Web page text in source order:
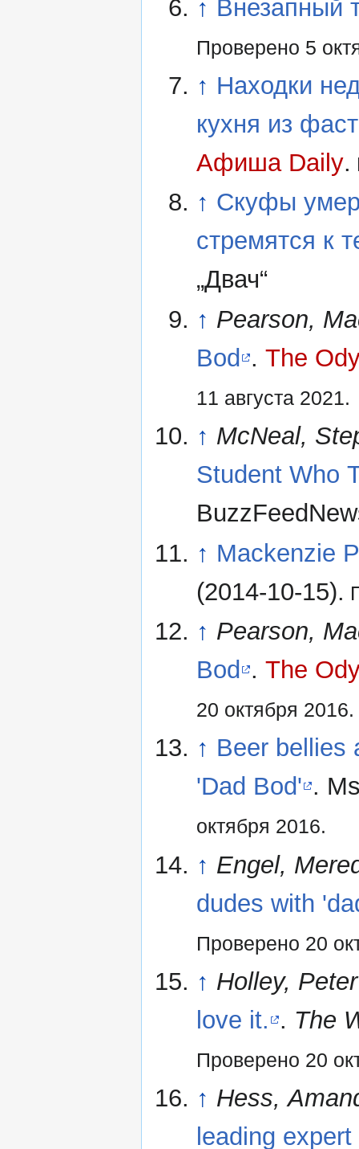
↑ Внезапный
Проверено 5
↑ Находки
кухня из
Афиша Daily.
↑ Скуфы
стремятся к
„Двач“
↑ Pearson,
Bod . The
11 августа 2021.
↑ McNeal,
Student Who
↑ Mackenzie
(2014-10-15).
↑ Pearson,
Bod . The
20 октября 2016.
↑ Beer bellies
'Dad Bod'
.
октября 2016.
↑ Engel,
dudes with
Проверено 20
↑ Holley, Peter
love it. . The
Проверено 20
↑ Hess,
leading